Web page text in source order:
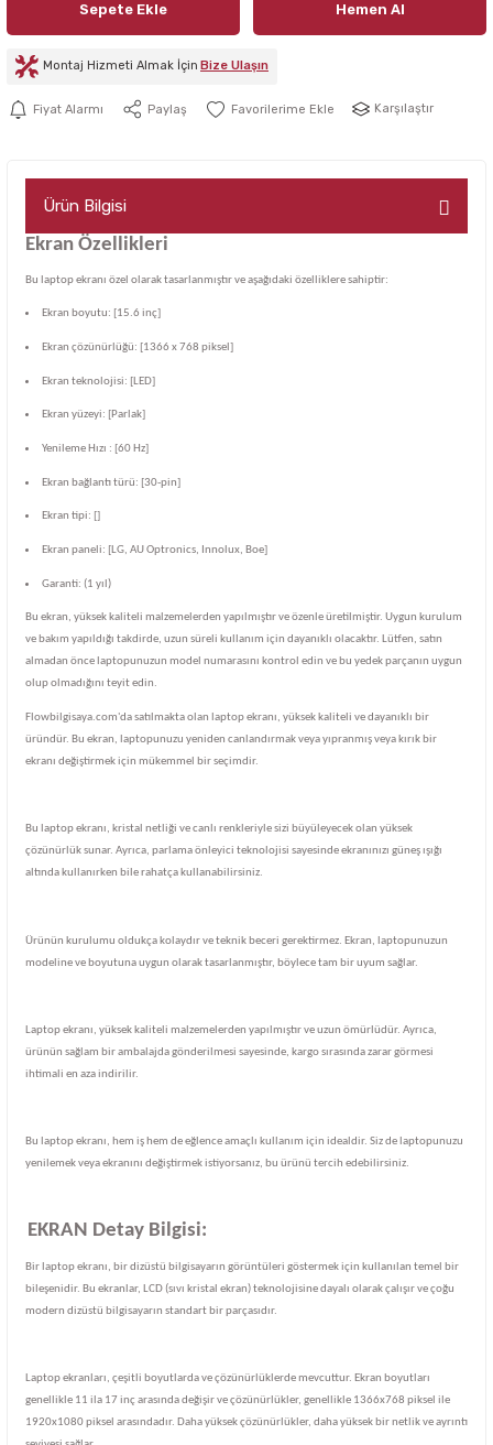
Sepete Ekle Hemen Al
Montaj Hizmeti Almak İçin Bize Ulaşın
Fiyat Alarmı Paylaş Karşılaştır
Ürün Bilgisi
Ekran Özellikleri
Bu laptop ekranı özel olarak tasarlanmıştır ve aşağıdaki özelliklere sahiptir:
Ekran boyutu: [15.6 inç]
Ekran çözünürlüğü: [1366 x 768 piksel]
Ekran teknolojisi: [LED]
Ekran yüzeyi: [Parlak]
Yenileme Hızı : [60 Hz]
Ekran bağlantı türü: [30-pin]
Ekran tipi: []
Ekran paneli: [LG, AU Optronics, Innolux, Boe]
Garanti: (1 yıl)
Bu ekran, yüksek kaliteli malzemelerden yapılmıştır ve özenle üretilmiştir. Uygun kurulum
ve bakım yapıldığı takdirde, uzun süreli kullanım için dayanıklı olacaktır. Lütfen, satın
almadan önce laptopunuzun model numarasını kontrol edin ve bu yedek parçanın uygun
olup olmadığını teyit edin.
Flowbilgisaya.com'da satılmakta olan laptop ekranı, yüksek kaliteli ve dayanıklı bir
üründür. Bu ekran, laptopunuzu yeniden canlandırmak veya yıpranmış veya kırık bir
ekranı değiştirmek için mükemmel bir seçimdir.
Bu laptop ekranı, kristal netliği ve canlı renkleriyle sizi büyüleyecek olan yüksek
çözünürlük sunar. Ayrıca, parlama önleyici teknolojisi sayesinde ekranınızı güneş ışığı
altında kullanırken bile rahatça kullanabilirsiniz.
Ürünün kurulumu oldukça kolaydır ve teknik beceri gerektirmez. Ekran, laptopunuzun
modeline ve boyutuna uygun olarak tasarlanmıştır, böylece tam bir uyum sağlar.
Laptop ekranı, yüksek kaliteli malzemelerden yapılmıştır ve uzun ömürlüdür. Ayrıca,
ürünün sağlam bir ambalajda gönderilmesi sayesinde, kargo sırasında zarar görmesi
ihtimali en aza indirilir.
Bu laptop ekranı, hem iş hem de eğlence amaçlı kullanım için idealdir. Siz de laptopunuzu
yenilemek veya ekranını değiştirmek istiyorsanız, bu ürünü tercih edebilirsiniz.
EKRAN Detay Bilgisi:
Bir laptop ekranı, bir dizüstü bilgisayarın görüntüleri göstermek için kullanılan temel bir
bileşenidir. Bu ekranlar, LCD (sıvı kristal ekran) teknolojisine dayalı olarak çalışır ve çoğu
modern dizüstü bilgisayarın standart bir parçasıdır.
Laptop ekranları, çeşitli boyutlarda ve çözünürlüklerde mevcuttur. Ekran boyutları
genellikle 11 ila 17 inç arasında değişir ve çözünürlükler, genellikle 1366x768 piksel ile
1920x1080 piksel arasındadır. Daha yüksek çözünürlükler, daha yüksek bir netlik ve ayrıntı